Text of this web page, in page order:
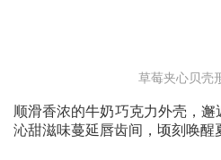
草莓夹心贝壳
顺滑香浓的牛奶巧克力外壳，邂
沁甜滋味蔓延唇齿间，顷刻唤醒